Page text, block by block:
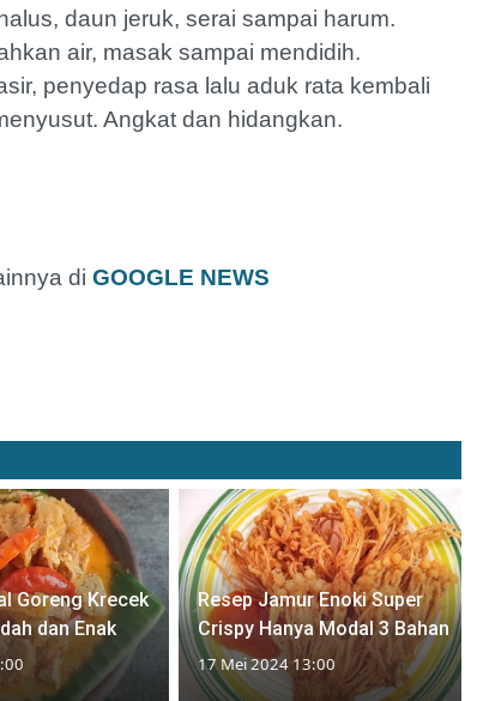
daun jeruk, serai sampai harum.
air, masak sampai mendidih.
penyedap rasa lalu aduk rata kembali
Angkat dan hidangkan.
di GOOGLE NEWS
Goreng Krecek
dan Enak
Resep Jamur Enoki Super
Crispy Hanya Modal 3 Bahan
17 Mei 2024 13:00